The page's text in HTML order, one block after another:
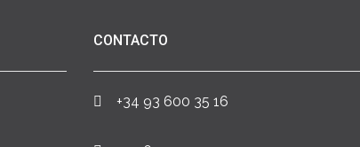
CONTACTO
+34 93 600 35 16